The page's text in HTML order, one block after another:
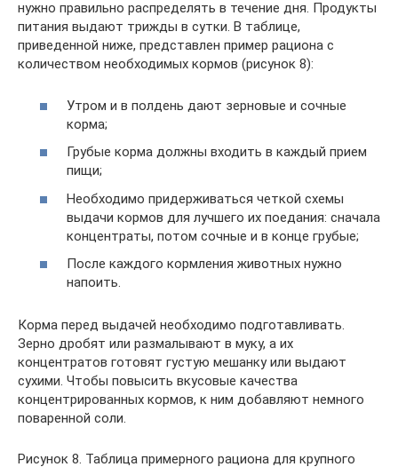
нужно правильно распределять в течение дня. Продукты
питания выдают трижды в сутки. В таблице,
приведенной ниже, представлен пример рациона с
количеством необходимых кормов (рисунок 8):
Утром и в полдень дают зерновые и сочные
корма;
Грубые корма должны входить в каждый прием
пищи;
Необходимо придерживаться четкой схемы
выдачи кормов для лучшего их поедания: сначала
концентраты, потом сочные и в конце грубые;
После каждого кормления животных нужно
напоить.
Корма перед выдачей необходимо подготавливать.
Зерно дробят или размалывают в муку, а их
концентратов готовят густую мешанку или выдают
сухими. Чтобы повысить вкусовые качества
концентрированных кормов, к ним добавляют немного
поваренной соли.
Рисунок 8. Таблица примерного рациона для крупного